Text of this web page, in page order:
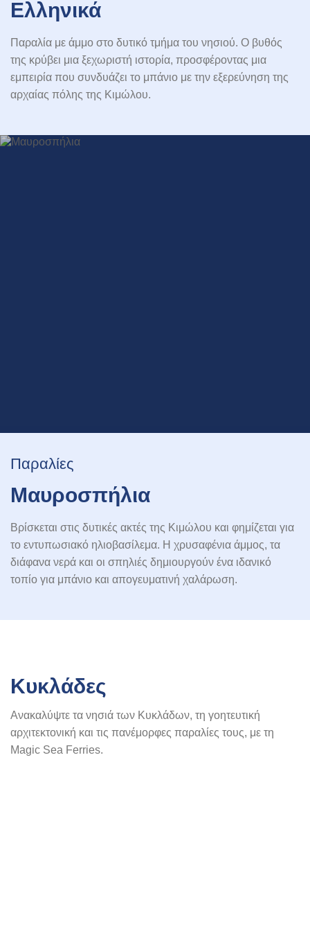
Ελληνικά
Παραλία με άμμο στο δυτικό τμήμα του νησιού. Ο βυθός
της κρύβει μια ξεχωριστή ιστορία, προσφέροντας μια
εμπειρία που συνδυάζει το μπάνιο με την εξερεύνηση της
αρχαίας πόλης της Κιμώλου.
Παραλίες
Μαυροσπήλια
Βρίσκεται στις δυτικές ακτές της Κιμώλου και φημίζεται για
το εντυπωσιακό ηλιοβασίλεμα. Η χρυσαφένια άμμος, τα
διάφανα νερά και οι σπηλιές δημιουργούν ένα ιδανικό
τοπίο για μπάνιο και απογευματινή χαλάρωση.
Κυκλάδες
Ανακαλύψτε τα νησιά των Κυκλάδων, τη γοητευτική
αρχιτεκτονική και τις πανέμορφες παραλίες τους, με τη
Magic Sea Ferries.